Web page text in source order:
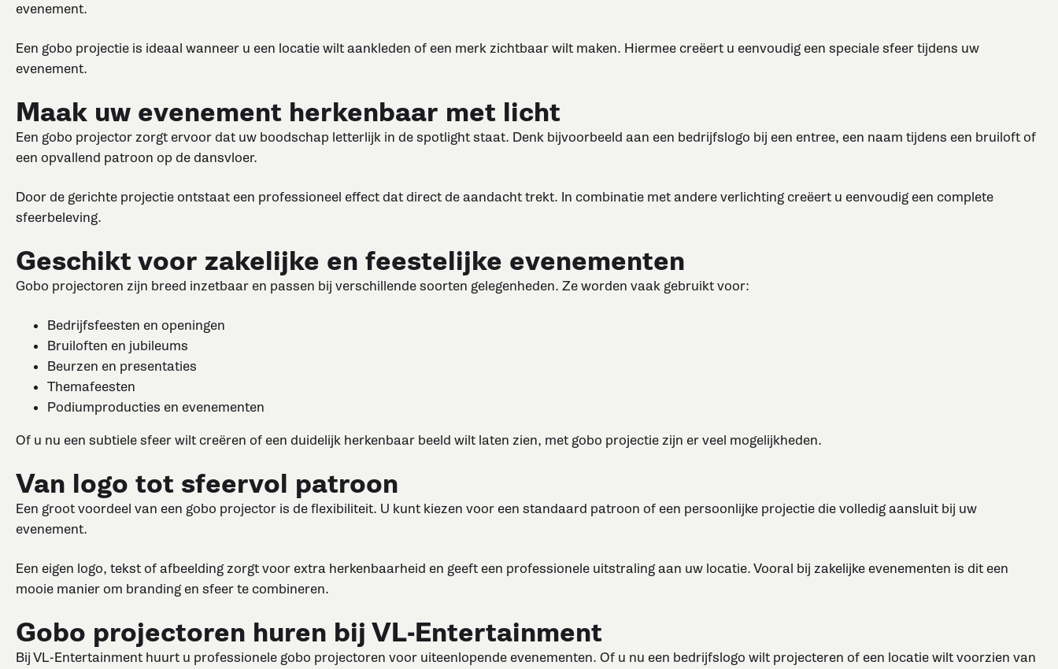
evenement.
Een gobo projectie is ideaal wanneer u een locatie wilt aankleden of een merk zichtbaar wilt maken. Hiermee creëert u eenvoudig een speciale sfeer tijdens uw
evenement.
Maak uw evenement herkenbaar met licht
Een gobo projector zorgt ervoor dat uw boodschap letterlijk in de spotlight staat. Denk bijvoorbeeld aan een bedrijfslogo bij een entree, een naam tijdens een bruiloft of
een opvallend patroon op de dansvloer.
Door de gerichte projectie ontstaat een professioneel effect dat direct de aandacht trekt. In combinatie met andere verlichting creëert u eenvoudig een complete
sfeerbeleving.
Geschikt voor zakelijke en feestelijke evenementen
Gobo projectoren zijn breed inzetbaar en passen bij verschillende soorten gelegenheden. Ze worden vaak gebruikt voor:
Bedrijfsfeesten en openingen
Bruiloften en jubileums
Beurzen en presentaties
Themafeesten
Podiumproducties en evenementen
Of u nu een subtiele sfeer wilt creëren of een duidelijk herkenbaar beeld wilt laten zien, met gobo projectie zijn er veel mogelijkheden.
Van logo tot sfeervol patroon
Een groot voordeel van een gobo projector is de flexibiliteit. U kunt kiezen voor een standaard patroon of een persoonlijke projectie die volledig aansluit bij uw
evenement.
Een eigen logo, tekst of afbeelding zorgt voor extra herkenbaarheid en geeft een professionele uitstraling aan uw locatie. Vooral bij zakelijke evenementen is dit een
mooie manier om branding en sfeer te combineren.
Gobo projectoren huren bij VL-Entertainment
Bij VL-Entertainment huurt u professionele gobo projectoren voor uiteenlopende evenementen. Of u nu een bedrijfslogo wilt projecteren of een locatie wilt voorzien van